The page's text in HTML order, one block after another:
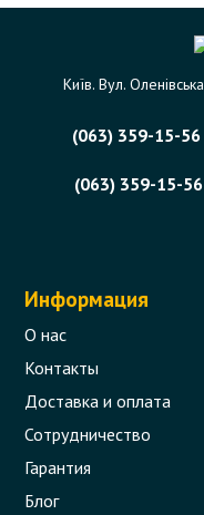
Київ. Вул.
(063) 359-15-56
(063) 359-15-56
Информация
О нас
Контакты
Доставка и оплата
Сотрудничество
Гарантия
Блог